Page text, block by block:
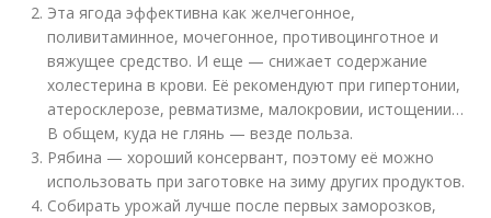
Эта ягода эффективна как желчегонное,
поливитаминное, мочегонное, противоцинготное и
вяжущее средство. И еще — снижает содержание
холестерина в крови. Её рекомендуют при гипертонии,
атеросклерозе, ревматизме, малокровии, истощении…
В общем, куда не глянь — везде польза.
Рябина — хороший консервант, поэтому её можно
использовать при заготовке на зиму других продуктов.
Собирать урожай лучше после первых заморозков,